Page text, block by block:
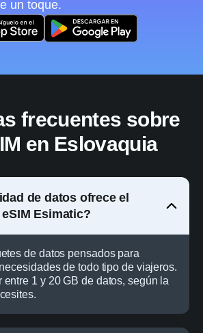
un toque.
frecuentes sobre
en Eslovaquia
de datos ofrece el
Esimatic?
de datos pensados para
de todo tipo de viajeros.
entre 1 y 20 GB de datos, según la